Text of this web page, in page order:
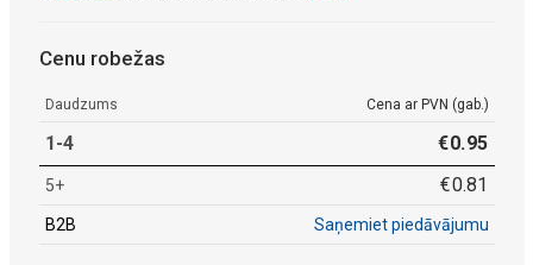
Cenu robežas
Daudzums Cena ar PVN (gab.)
1-4 €0.95
5+ €0.81
B2B Saņemiet piedāvājumu